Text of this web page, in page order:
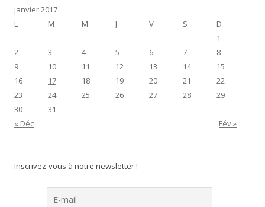
janvier 2017
L
M M J V S
D
1
2
3 4 5 6 7
8
9
10 11 12 13 14
15
16
17 18 19 20 21
22
23
24 25 26 27 28
29
30
31
« Déc
Fév »
Inscrivez-vous à notre newsletter !